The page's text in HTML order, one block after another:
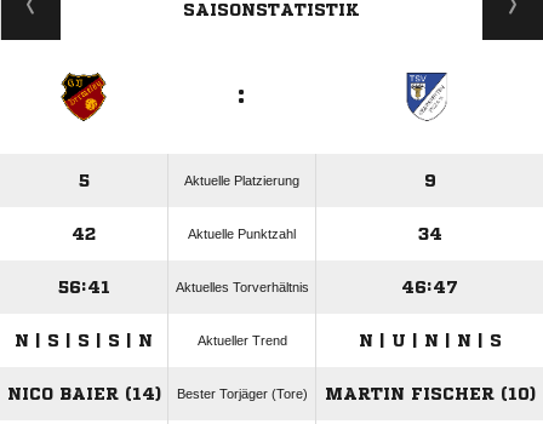
SAISONSTATISTIK
:
5 Aktuelle Platzierung 9
42 Aktuelle Punktzahl 34
56:41 Aktuelles Torverhältnis 46:47
N | S | S | S | N Aktueller Trend N | U | N | N | S
NICO BAIER (14) Bester Torjäger (Tore) MARTIN FISCHER (10)